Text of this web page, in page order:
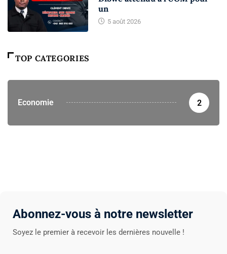
un
5 août 2026
TOP CATEGORIES
Economie 2
Abonnez-vous à notre newsletter
Soyez le premier à recevoir les dernières nouvelle !